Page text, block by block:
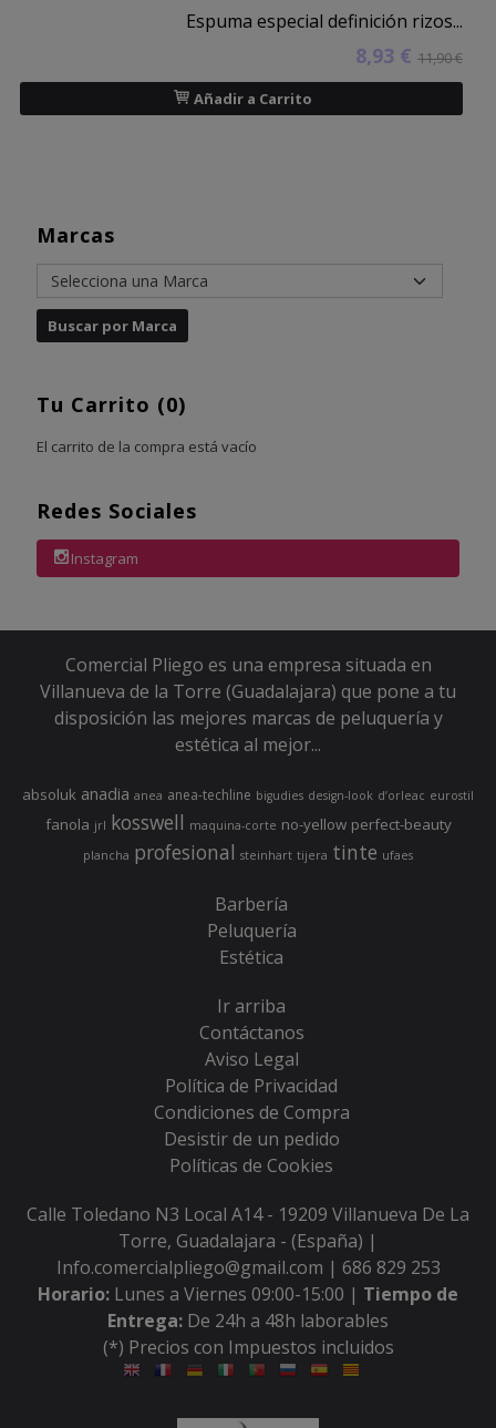
Marcas
Tu Carrito (0)
El carrito de la compra está vacío
Redes Sociales
Instagram
Espuma especial definición rizos...
8,93 € 11,90 €
Añadir a Carrito
Comercial Pliego es una empresa situada en
Villanueva de la Torre (Guadalajara) que pone a tu
disposición las mejores marcas de peluquería y
estética al mejor...
absoluk anadia anea anea-techline bigudies design-look d’orleac eurostil
fanola jrl kosswell maquina-corte no-yellow perfect-beauty
plancha profesional steinhart tijera tinte ufaes
Barbería
Peluquería
Estética
Ir arriba
Contáctanos
Aviso Legal
Política de Privacidad
Condiciones de Compra
Desistir de un pedido
Políticas de Cookies
Calle Toledano N3 Local A14 - 19209 Villanueva De La
Torre, Guadalajara - (España) |
Info.comercialpliego@gmail.com | 686 829 253
Horario: Lunes a Viernes 09:00-15:00 | Tiempo de
Entrega: De 24h a 48h laborables
(*) Precios con Impuestos incluidos